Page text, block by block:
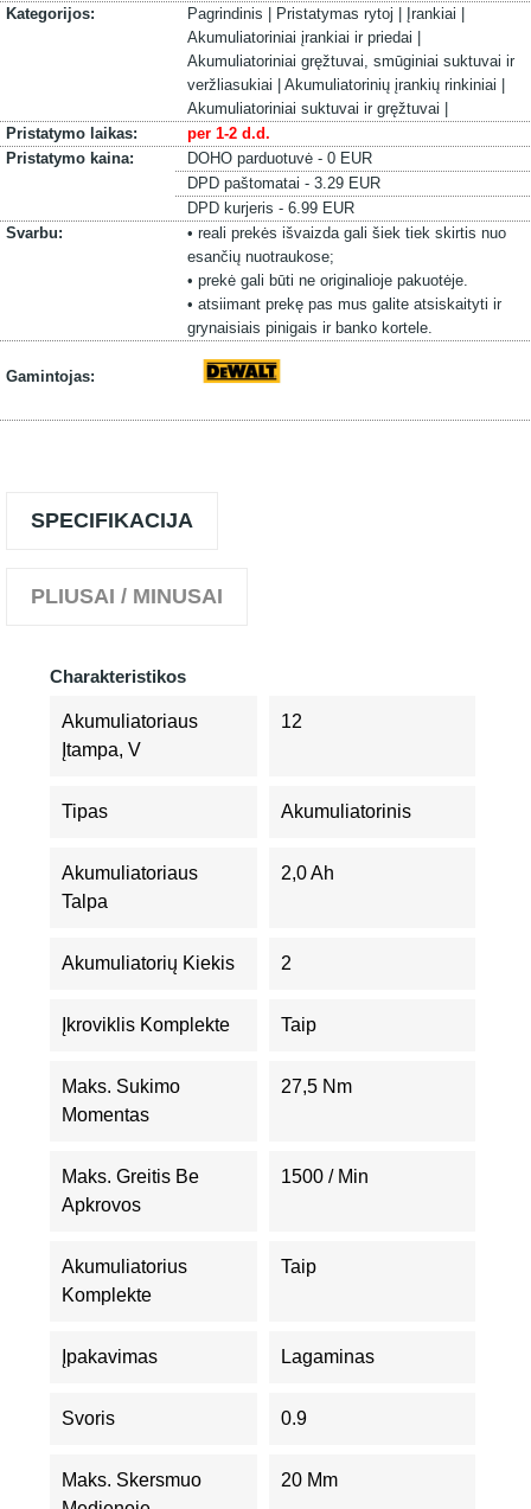
Kategorijos:
Pagrindinis | Pristatymas rytoj |
Įrankiai |
Akumuliatoriniai įrankiai ir priedai |
Akumuliatoriniai gręžtuvai, smūginiai suktuvai ir
veržliasukiai | Akumuliatorinių įrankių rinkiniai |
Akumuliatoriniai suktuvai ir gręžtuvai |
Pristatymo laikas:
per 1-2 d.d.
Pristatymo kaina:
DOHO parduotuvė - 0 EUR
DPD paštomatai - 3.29 EUR
DPD kurjeris - 6.99 EUR
Svarbu:
• reali prekės išvaizda gali šiek tiek skirtis nuo
esančių nuotraukose;
• prekė gali būti ne originalioje pakuotėje.
• atsiimant prekę pas mus galite atsiskaityti ir
grynaisiais pinigais ir banko kortele.
Gamintojas:
SPECIFIKACIJA
PLIUSAI / MINUSAI
Charakteristikos
Akumuliatoriaus
Įtampa, V
12
Tipas Akumuliatorinis
Akumuliatoriaus
Talpa
2,0 Ah
Akumuliatorių Kiekis 2
Įkroviklis Komplekte Taip
Maks. Sukimo
Momentas
27,5 Nm
Maks. Greitis Be
Apkrovos
1500 / Min
Akumuliatorius
Komplekte
Taip
Įpakavimas Lagaminas
Svoris 0.9
Maks. Skersmuo
20 Mm